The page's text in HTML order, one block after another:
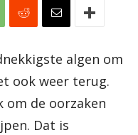
algen om
ook weer terug.
om de oorzaken
Dat is